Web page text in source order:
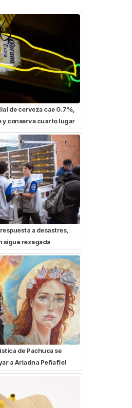
de cerveza cae 0.7%,
y conserva cuarto lugar
a desastres,
sigue rezagada
de Pachuca se
a Ariadna Peñafiel